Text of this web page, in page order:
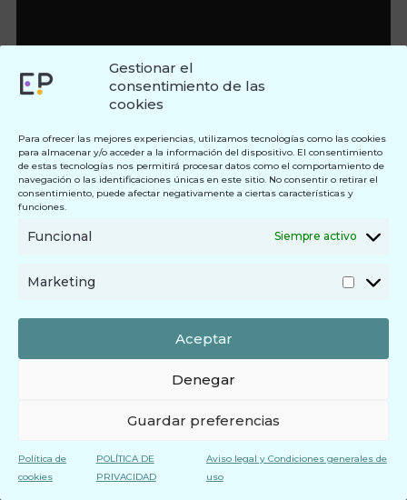
Gestionar el
consentimiento de las
cookies
Para ofrecer las mejores experiencias, utilizamos tecnologías como las cookies
para almacenar y/o acceder a la información del dispositivo. El consentimiento
de estas tecnologías nos permitirá procesar datos como el comportamiento de
navegación o las identificaciones únicas en este sitio. No consentir o retirar el
consentimiento, puede afectar negativamente a ciertas características y
funciones.
Funcional Siempre activo
Marketing
Aceptar
Denegar
Guardar preferencias
Política de
cookies
POLÍTICA DE
PRIVACIDAD
Aviso legal y Condiciones generales de
uso